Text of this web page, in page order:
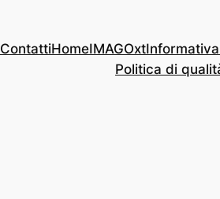
ContattiHomeIMAGOxt
Politica di